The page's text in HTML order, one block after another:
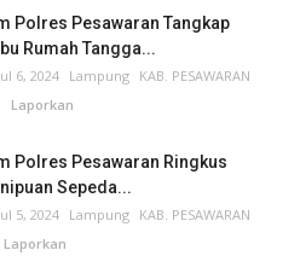
Polres Pesawaran Tangkap
Rumah Tangga...
6, 2024 Lampung KAB. PESAWARAN
Laporkan
Polres Pesawaran Ringkus
Sepeda...
5, 2024 Lampung KAB. PESAWARAN
Laporkan